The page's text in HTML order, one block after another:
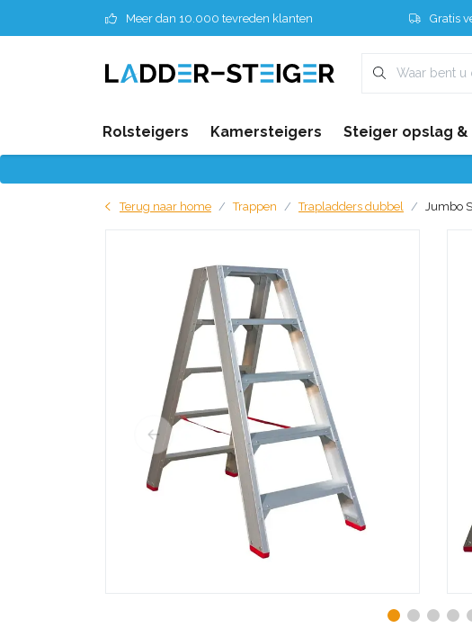
Meer dan 10.000 tevreden klanten Gratis
Rolsteigers Kamersteigers Steiger opslag
Terug naar home Trappen Trapladders dubbel Jumbo